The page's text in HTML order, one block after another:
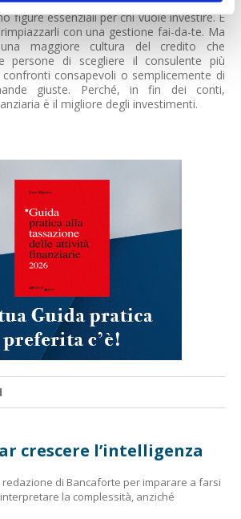
figure essenziali per chi vuole investire. E
con una gestione fai-da-te. Ma
maggiore cultura del credito che
persone di scegliere il consulente più
consapevoli o semplicemente di
giuste. Perché, in fin dei conti,
è il migliore degli investimenti.
crescere l’intelligenza
redazione di Bancaforte per imparare a farsi
la complessità, anziché